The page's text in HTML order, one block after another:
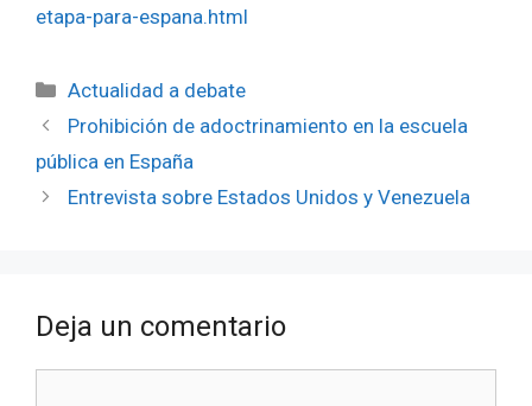
etapa-para-espana.html
Categorías
Actualidad a debate
Prohibición de adoctrinamiento en la escuela
pública en España
Entrevista sobre Estados Unidos y Venezuela
Deja un comentario